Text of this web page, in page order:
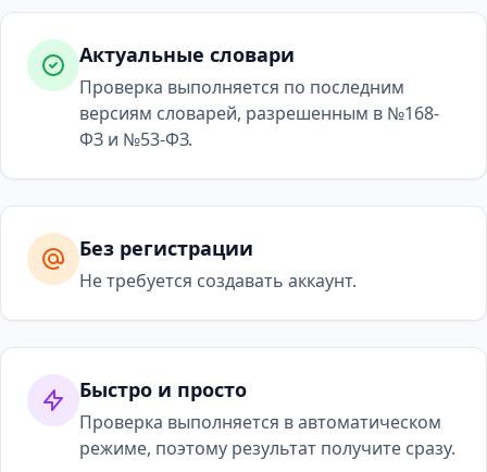
Актуальные словари
Проверка выполняется по последним
версиям словарей, разрешенным в №168-
ФЗ и №53-ФЗ.
Без регистрации
Не требуется создавать аккаунт.
Быстро и просто
Проверка выполняется в автоматическом
режиме, поэтому результат получите сразу.